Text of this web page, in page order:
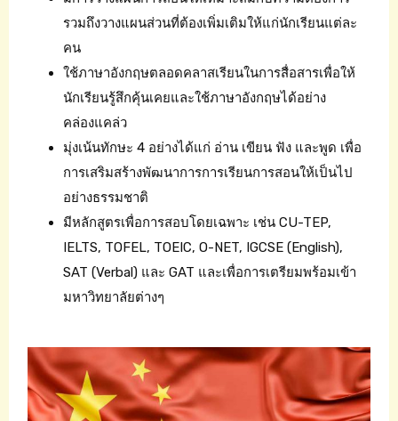
รวมถึงวางแผนส่วนที่ต้องเพิ่มเติมให้แก่นักเรียนแต่ละ
คน
ใช้ภาษาอังกฤษตลอดคลาสเรียนในการสื่อสารเพื่อให้
นักเรียนรู้สึกคุ้นเคยและใช้ภาษาอังกฤษได้อย่าง
คล่องแคล่ว
มุ่งเน้นทักษะ 4 อย่างได้แก่ อ่าน เขียน ฟัง และพูด เพื่อ
การเสริมสร้างพัฒนาการการเรียนการสอนให้เป็นไป
อย่างธรรมชาติ
มีหลักสูตรเพื่อการสอบโดยเฉพาะ เช่น CU-TEP,
IELTS, TOFEL, TOEIC, O-NET, IGCSE (English),
SAT (Verbal) และ GAT และเพื่อการเตรียมพร้อมเข้า
มหาวิทยาลัยต่างๆ